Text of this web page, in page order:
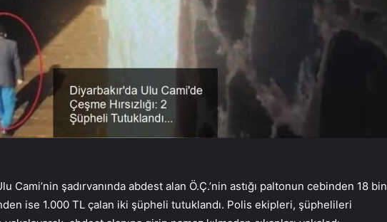
Cami’nin şadırvanında abdest alan Ö.Ç.’nin astığı paltonun cebinden 18 bin
ise 1.000 TL çalan iki şüpheli tutuklandı. Polis ekipleri, şüphelileri